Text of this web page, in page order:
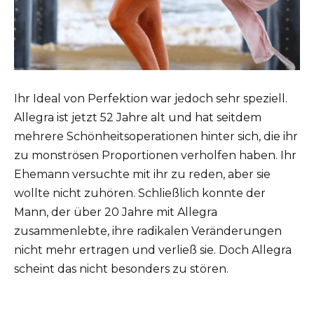
Ihr Ideal von Perfektion war jedoch sehr speziell.
Allegra ist jetzt 52 Jahre alt und hat seitdem
mehrere Schönheitsoperationen hinter sich, die ihr
zu monströsen Proportionen verholfen haben. Ihr
Ehemann versuchte mit ihr zu reden, aber sie
wollte nicht zuhören. Schließlich konnte der
Mann, der über 20 Jahre mit Allegra
zusammenlebte, ihre radikalen Veränderungen
nicht mehr ertragen und verließ sie. Doch Allegra
scheint das nicht besonders zu stören.